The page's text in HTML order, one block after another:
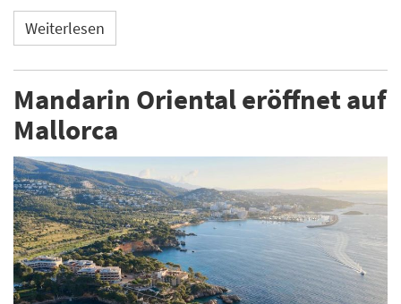
Weiterlesen
Mandarin Oriental eröffnet auf
Mallorca